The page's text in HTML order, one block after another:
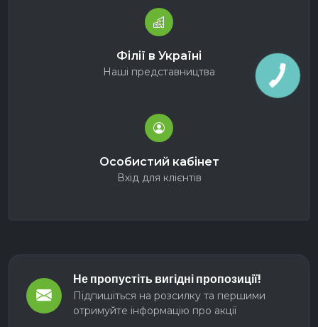
Філії в Україні
Наші представництва
Особистий кабінет
Вхід для клієнтів
Не пропустіть вигідні пропозиції!
Підпишіться на розсилку та першими
отримуйте інформацію про акції